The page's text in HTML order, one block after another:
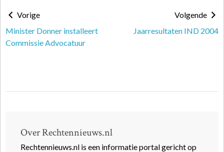
Vorige
Minister Donner installeert
Commissie Advocatuur
Volgende
Jaarresultaten IND 2004
Over Rechtennieuws.nl
Rechtennieuws.nl is een informatie portal gericht op